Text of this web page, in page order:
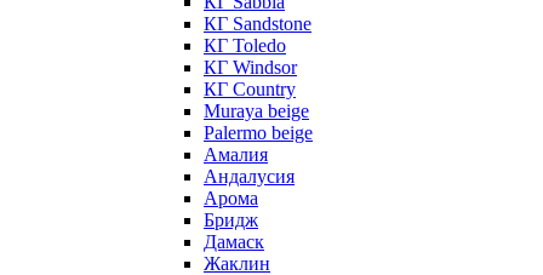
КГ Sandstone
КГ Toledo
КГ Windsor
КГ Сountry
Muraya beige
Palermo beige
Амалия
Андалусия
Арома
Бридж
Дамаск
Жаклин